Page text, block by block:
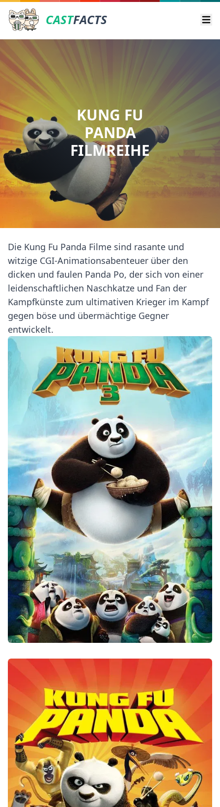
CASTFACTS
KUNG FU
PANDA
FILMREIHE
Die Kung Fu Panda Filme sind rasante und
witzige CGI-Animationsabenteuer über den
dicken und faulen Panda Po, der sich von einer
leidenschaftlichen Naschkatze und Fan der
Kampfkünste zum ultimativen Krieger im Kampf
gegen böse und übermächtige Gegner
entwickelt.